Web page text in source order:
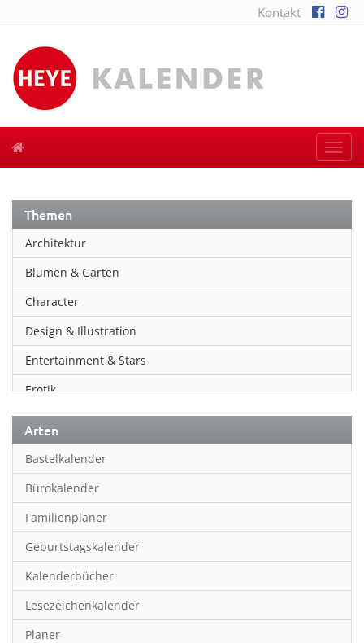
Kontakt
Themen
Architektur
Blumen & Garten
Character
Design & Illustration
Entertainment & Stars
Erotik
Essen & Trinken
Familienplaner
Fantasy
Film
Fotokunst
Frauen
Fußball
Geburtstagskalender
Arten
Bastelkalender
Bürokalender
Familienplaner
Geburtstagskalender
Kalenderbücher
Lesezeichenkalender
Planer